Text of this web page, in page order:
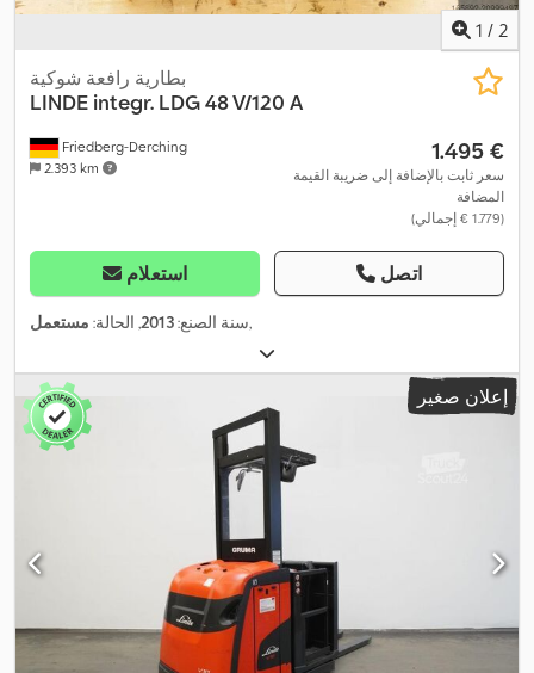
1 / 2
Friedberg-Derching
2.393 km
بطارية رافعة شوكية
LINDE integr. LDG 48 V/120 A
‏1.495 €
سعر ثابت بالإضافة إلى ضريبة القيمة
المضافة
(‏1.779 € إجمالي)
استعلام اتصل
سنة الصنع:2013, الحالة: مستعمل ,
إعلان صغير